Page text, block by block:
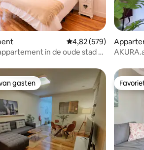
van 4,87 uit 5, 124 recensies
Gemiddelde
4,82 (579)
in de oude stad –
gasten
gasten